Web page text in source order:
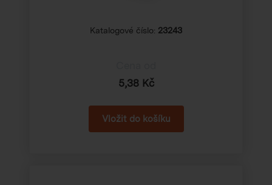
Katalogové číslo: 23243
5,38 Kč